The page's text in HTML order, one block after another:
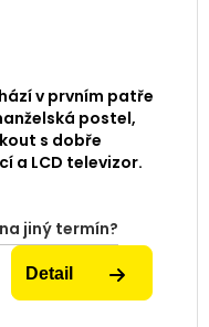
v prvním patře
postel,
s dobře
a LCD televizor.
jiný termín?
Detail